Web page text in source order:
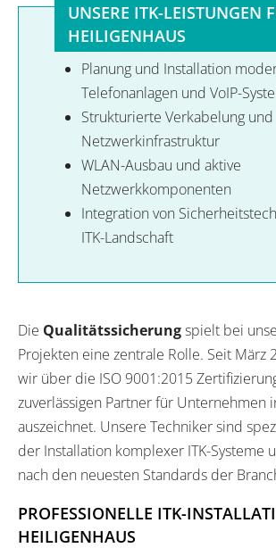
UNSERE ITK-LEISTUNGEN
HEILIGENHAUS
Planung und Installation
Telefonanlagen und VoIP-
Strukturierte Verkabelung und
Netzwerkinfrastruktur
WLAN-Ausbau und aktive
Netzwerkkomponenten
Integration von
ITK-Landschaft
Die Qualitätssicherungspielt bei
Projekten eine zentrale Rolle. Seit März
wir über die ISO 9001:2015
zuverlässigen Partner für Unternehmen
auszeichnet. Unsere Techniker sind
der Installation komplexer ITK-Systeme
nach den neuesten Standards der
PROFESSIONELLE ITK-
HEILIGENHAUS